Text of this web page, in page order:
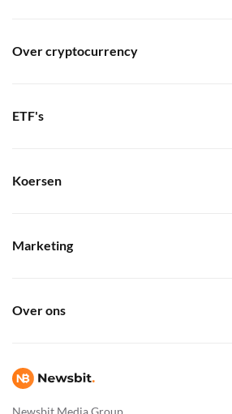
Newsbit Media Group
Over cryptocurrency
ETF's
Koersen
Marketing
Over ons